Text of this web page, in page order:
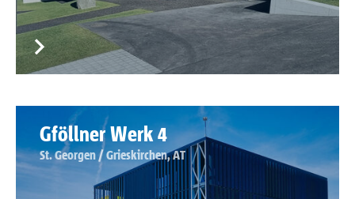
Gföllner Werk 4
St. Georgen / Grieskirchen, AT